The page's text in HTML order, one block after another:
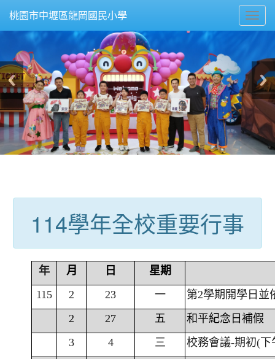
桃園市中壢區龍岡國民小學
114學年全校重要行事
年 月 日
星期
115
2 23 一
第2學期開學日並
2
27 五
和平紀念日補假
3
4 三
校務會議-期初(下